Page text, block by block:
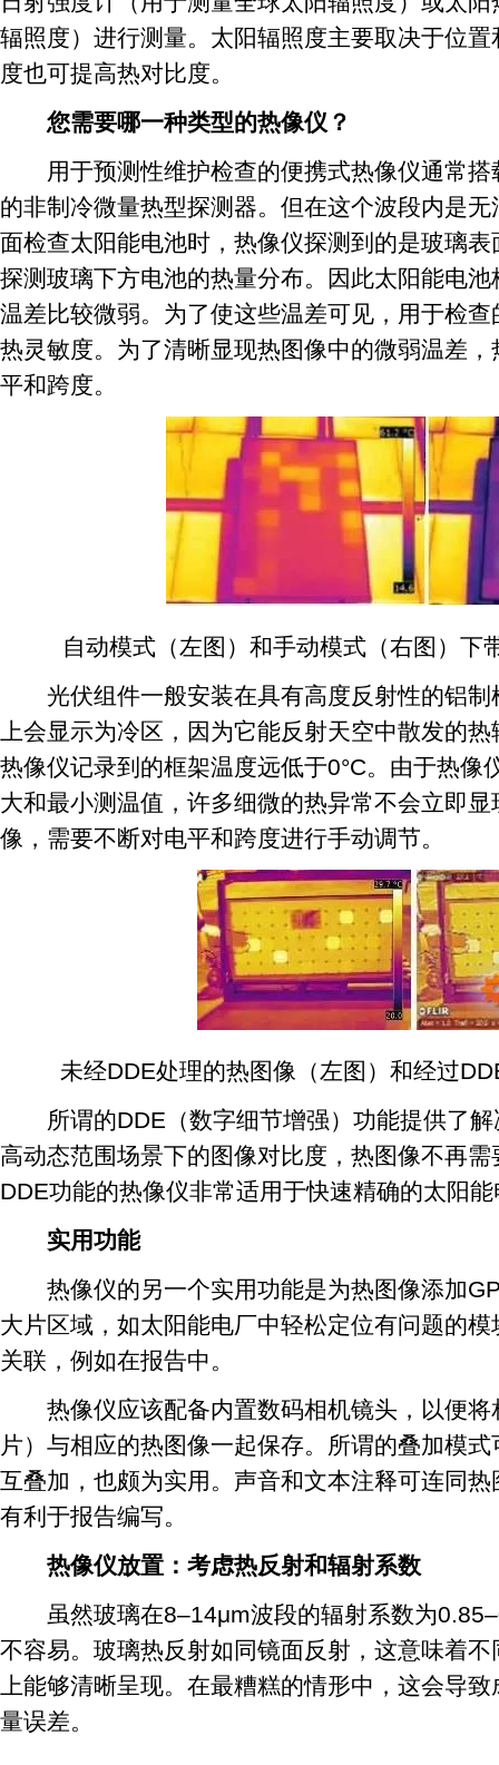
辐照度）进行测量。太阳辐照度主要取决于位
度也可提高热对比度。
您需要哪一种类型的热像仪？
用于预测性维护检查的便携式热像仪通常搭
的非制冷微量热型探测器。但在这个波段内是
面检查太阳能电池时，热像仪探测到的是玻璃
探测玻璃下方电池的热量分布。因此太阳能电
温差比较微弱。为了使这些温差可见，用于检
热灵敏度。为了清晰显现热图像中的微弱温差
平和跨度。
自动模式（左图）和手动模式（右图）下
光伏组件一般安装在具有高度反射性的铝制
上会显示为冷区，因为它能反射天空中散发的
热像仪记录到的框架温度远低于0°C。由于热像
大和最小测温值，许多细微的热异常不会立即
像，需要不断对电平和跨度进行手动调节。
未经DDE处理的热图像（左图）和经过
所谓的DDE（数字细节增强）功能提供了解
高动态范围场景下的图像对比度，热图像不再
DDE功能的热像仪非常适用于快速精确的太阳
实用功能
热像仪的另一个实用功能是为热图像添加
大片区域，如太阳能电厂中轻松定位有问题的
关联，例如在报告中。
热像仪应该配备内置数码相机镜头，以便将
片）与相应的热图像一起保存。所谓的叠加模
互叠加，也颇为实用。声音和文本注释可连同
有利于报告编写。
热像仪放置：考虑热反射和辐射系数
虽然玻璃在8–14μm波段的辐射系数为
不容易。玻璃热反射如同镜面反射，这意味着
上能够清晰呈现。在最糟糕的情形中，这会导
量误差。